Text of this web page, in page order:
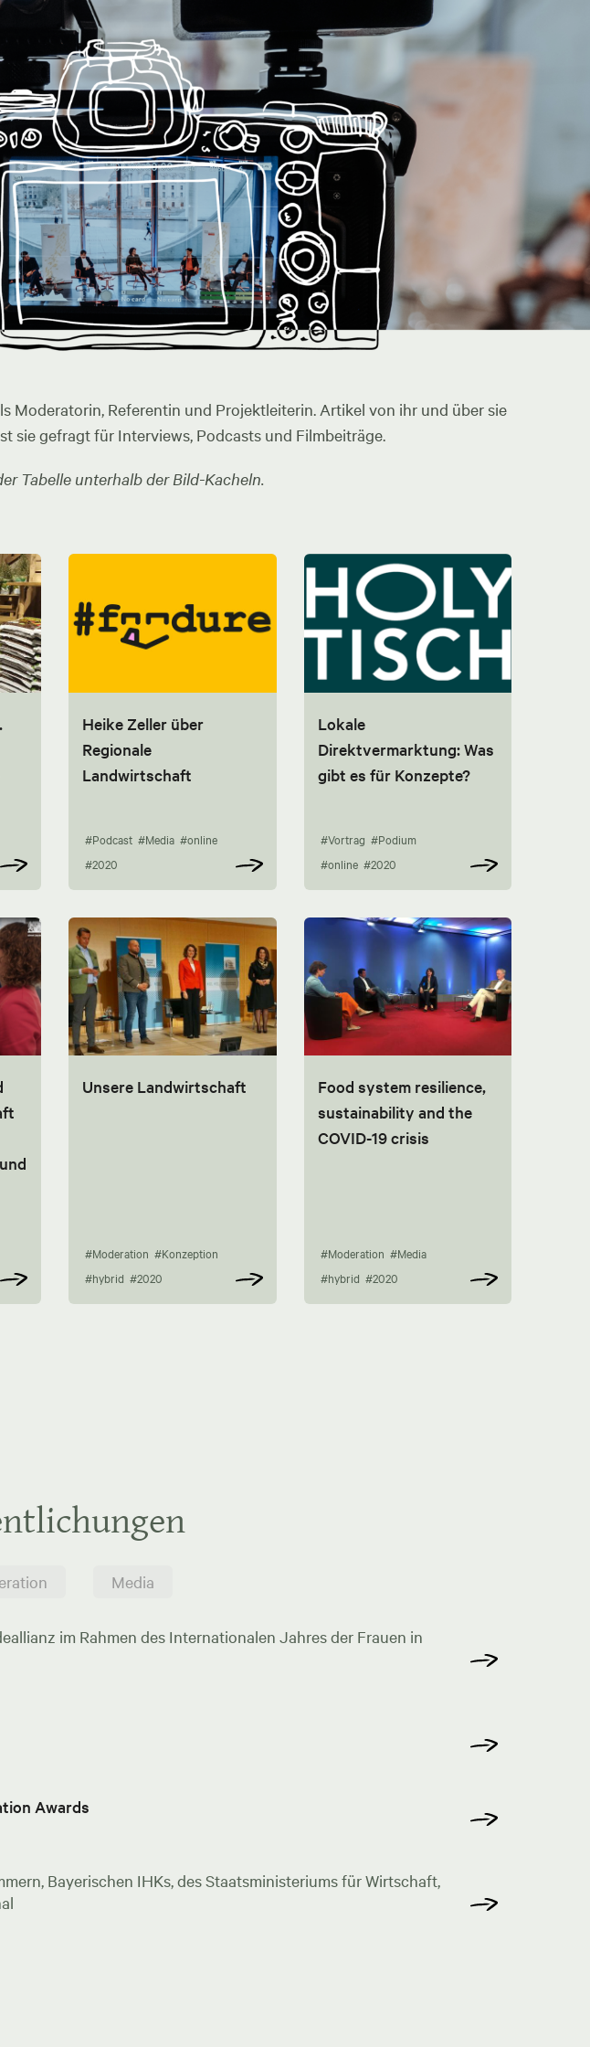
Moderatorin, Referentin und Projektleiterin. Artikel von ihr und über sie
sie gefragt für Interviews, Podcasts und Filmbeiträge.
Tabelle unterhalb der Bild-Kacheln.
Heike Zeller über
Regionale
Landwirtschaft
#Podcast #Media #online
#2020
Lokale
Direktvermarktung: Was
gibt es für Konzepte?
#Vortrag #Podium
#online #2020
Unsere Landwirtschaft
#Moderation #Konzeption
#hybrid #2020
Food system resilience,
sustainability and the
COVID-19 crisis
#Moderation #Media
#hybrid #2020
Media
im Rahmen des Internationalen Jahres der Frauen in
Awards
Bayerischen IHKs, des Staatsministeriums für Wirtschaft,